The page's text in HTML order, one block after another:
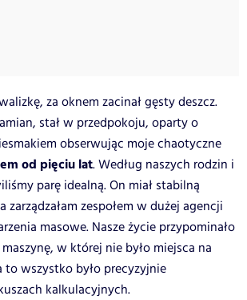
za oknem zacinał gęsty deszcz.
stał w przedpokoju, oparty o
obserwując moje chaotyczne
od pięciu lat. Według naszych rodzin i
parę idealną. On miał stabilną
zarządzałam zespołem w dużej agencji
masowe. Nasze życie przypominało
w której nie było miejsca na
to wszystko było precyzyjnie
kalkulacyjnych.